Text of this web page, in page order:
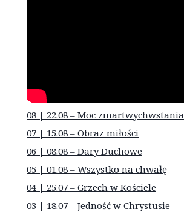
08 | 22.08 – Moc zmartwychwstania
07 | 15.08 – Obraz miłości
06 | 08.08 – Dary Duchowe
05 | 01.08 – Wszystko na chwałę
04 | 25.07 – Grzech w Kościele
03 | 18.07 – Jedność w Chrystusie